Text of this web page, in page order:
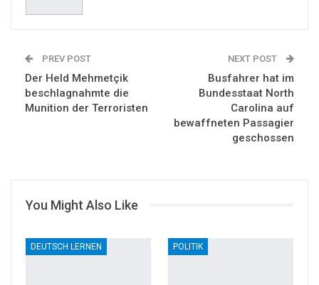
PREV POST
Der Held Mehmetçik
beschlagnahmte die
Munition der Terroristen
NEXT POST
Busfahrer hat im
Bundesstaat North
Carolina auf
bewaffneten Passagier
geschossen
You Might Also Like
DEUTSCH LERNEN POLITIK